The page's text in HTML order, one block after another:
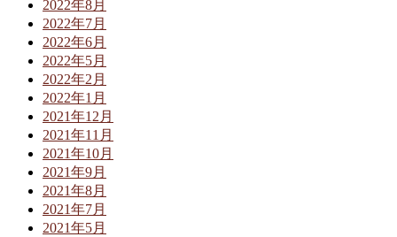
2022年8月
2022年7月
2022年6月
2022年5月
2022年2月
2022年1月
2021年12月
2021年11月
2021年10月
2021年9月
2021年8月
2021年7月
2021年5月